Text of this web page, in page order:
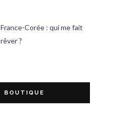
France-Corée : qui me fait
rêver ?
BOUTIQUE